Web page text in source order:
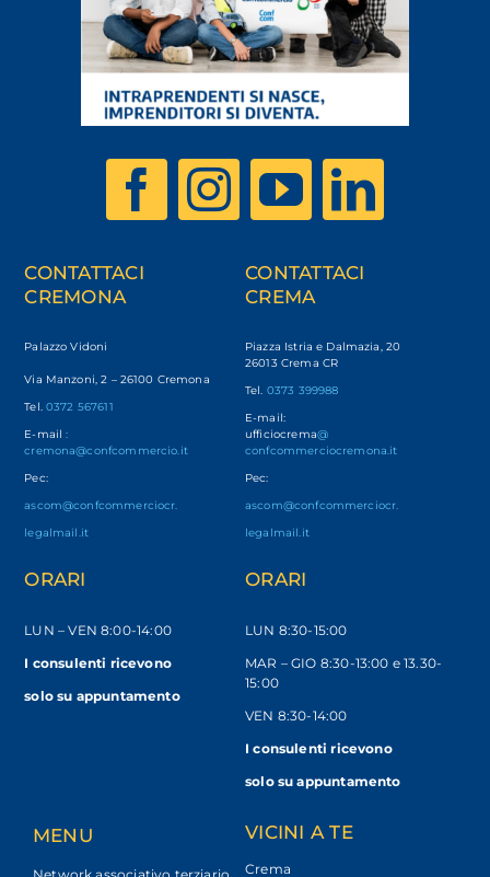
CONTATTACI
CREMONA
Palazzo Vidoni
Via Manzoni, 2 – 26100 Cremona
Tel. 0372 567611
E-mail:
cremona@confcommercio.it
Pec:
ascom@confcommerciocr.
legalmail.it
ORARI
LUN – VEN8:00-14:00
I consulenti ricevono
solosu appuntamento
CONTATTACI
CREMA
Piazza Istria e Dalmazia, 20
26013 Crema CR
Tel. 0373 399988
E-mail:
ufficiocrema@
confcommerciocremona.it
Pec:
ascom@confcommerciocr.
legalmail.it
ORARI
LUN 8:30-15:00
MAR – GIO 8:30-13:00 e 13.30-
15:00
VEN 8:30-14:00
I consulenti ricevono
solo su appuntamento
MENU VICINI A TE
Crema